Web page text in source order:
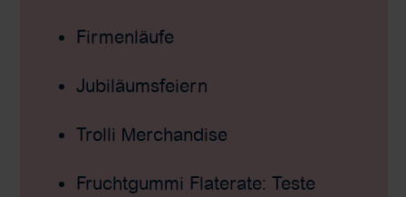
Firmenläufe
Jubiläumsfeiern
Trolli Merchandise
Fruchtgummi Flaterate: Teste